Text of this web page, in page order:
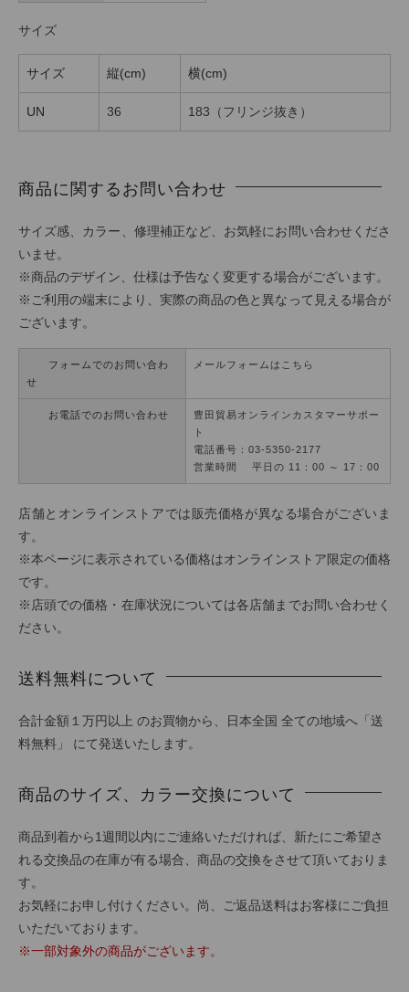
サイズ
サイズ 縦(cm) 横(cm)
UN 36 183（フリンジ抜き）
商品に関するお問い合わせ
サイズ感、カラー、修理補正など、お気軽にお問い合わせくださ
いませ。
※商品のデザイン、仕様は予告なく変更する場合がございます。
※ご利用の端末により、実際の商品の色と異なって見える場合が
ございます。
フォームでのお問い合わ
せ
メールフォームはこちら
お電話でのお問い合わせ
豊田貿易オンラインカスタマーサポー
ト
電話番号：03-5350-2177
営業時間 平日の 11：00 ～ 17：00
店舗とオンラインストアでは販売価格が異なる場合がございま
す。
※本ページに表示されている価格はオンラインストア限定の価格
です。
※店頭での価格・在庫状況については各店舗までお問い合わせく
ださい。
送料無料について
合計金額１万円以上 のお買物から、日本全国 全ての地域へ「送
料無料」 にて発送いたします。
商品のサイズ、カラー交換について
商品到着から1週間以内にご連絡いただければ、新たにご希望さ
れる交換品の在庫が有る場合、商品の交換をさせて頂いておりま
す。
お気軽にお申し付けください。尚、ご返品送料はお客様にご負担
いただいております。
※一部対象外の商品がございます。